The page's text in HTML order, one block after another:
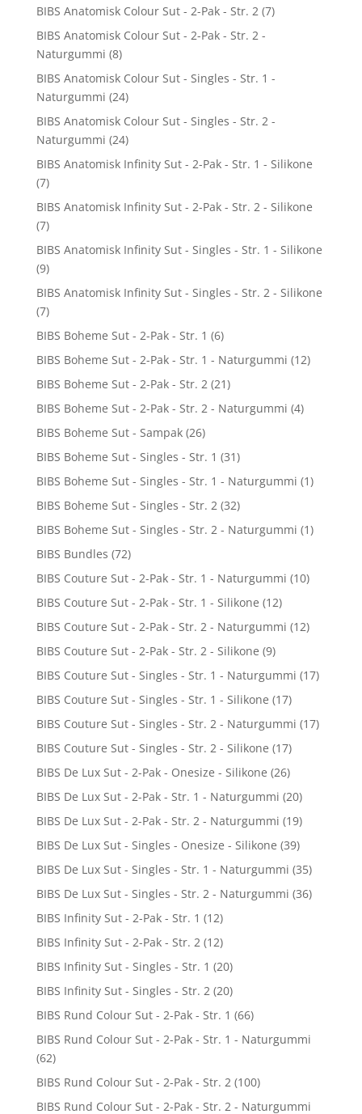
BIBS Anatomisk Colour Sut - 2-Pak - Str. 2 (7)
BIBS Anatomisk Colour Sut - 2-Pak - Str. 2 -
Naturgummi (8)
BIBS Anatomisk Colour Sut - Singles - Str. 1 -
Naturgummi (24)
BIBS Anatomisk Colour Sut - Singles - Str. 2 -
Naturgummi (24)
BIBS Anatomisk Infinity Sut - 2-Pak - Str. 1 - Silikone
(7)
BIBS Anatomisk Infinity Sut - 2-Pak - Str. 2 - Silikone
(7)
BIBS Anatomisk Infinity Sut - Singles - Str. 1 - Silikone
(9)
BIBS Anatomisk Infinity Sut - Singles - Str. 2 - Silikone
(7)
BIBS Boheme Sut - 2-Pak - Str. 1 (6)
BIBS Boheme Sut - 2-Pak - Str. 1 - Naturgummi (12)
BIBS Boheme Sut - 2-Pak - Str. 2 (21)
BIBS Boheme Sut - 2-Pak - Str. 2 - Naturgummi (4)
BIBS Boheme Sut - Sampak (26)
BIBS Boheme Sut - Singles - Str. 1 (31)
BIBS Boheme Sut - Singles - Str. 1 - Naturgummi (1)
BIBS Boheme Sut - Singles - Str. 2 (32)
BIBS Boheme Sut - Singles - Str. 2 - Naturgummi (1)
BIBS Bundles (72)
BIBS Couture Sut - 2-Pak - Str. 1 - Naturgummi (10)
BIBS Couture Sut - 2-Pak - Str. 1 - Silikone (12)
BIBS Couture Sut - 2-Pak - Str. 2 - Naturgummi (12)
BIBS Couture Sut - 2-Pak - Str. 2 - Silikone (9)
BIBS Couture Sut - Singles - Str. 1 - Naturgummi (17)
BIBS Couture Sut - Singles - Str. 1 - Silikone (17)
BIBS Couture Sut - Singles - Str. 2 - Naturgummi (17)
BIBS Couture Sut - Singles - Str. 2 - Silikone (17)
BIBS De Lux Sut - 2-Pak - Onesize - Silikone (26)
BIBS De Lux Sut - 2-Pak - Str. 1 - Naturgummi (20)
BIBS De Lux Sut - 2-Pak - Str. 2 - Naturgummi (19)
BIBS De Lux Sut - Singles - Onesize - Silikone (39)
BIBS De Lux Sut - Singles - Str. 1 - Naturgummi (35)
BIBS De Lux Sut - Singles - Str. 2 - Naturgummi (36)
BIBS Infinity Sut - 2-Pak - Str. 1 (12)
BIBS Infinity Sut - 2-Pak - Str. 2 (12)
BIBS Infinity Sut - Singles - Str. 1 (20)
BIBS Infinity Sut - Singles - Str. 2 (20)
BIBS Rund Colour Sut - 2-Pak - Str. 1 (66)
BIBS Rund Colour Sut - 2-Pak - Str. 1 - Naturgummi
(62)
BIBS Rund Colour Sut - 2-Pak - Str. 2 (100)
BIBS Rund Colour Sut - 2-Pak - Str. 2 - Naturgummi